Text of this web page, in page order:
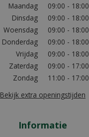
Maandag
09:00 - 18:00
Dinsdag
09:00 - 18:00
Woensdag
09:00 - 18:00
Donderdag
09:00 - 18:00
Vrijdag
09:00 - 18:00
Zaterdag
09:00 - 17:00
Zondag
11:00 - 17:00
Bekijk extra openingstijden
Informatie